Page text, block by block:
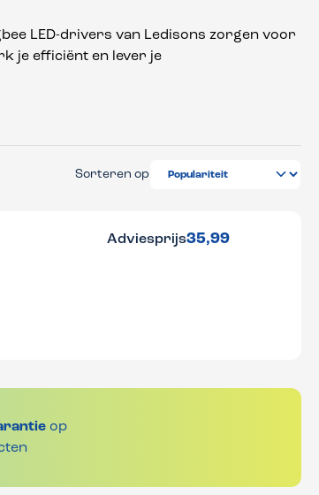
LED-drivers van Ledisons zorgen voor
je efficiënt en lever je
Sorteren op
Adviesprijs35,99
op